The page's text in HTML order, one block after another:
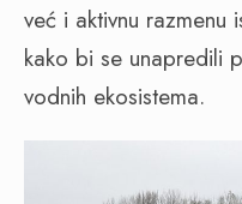
već i aktivnu razmenu
kako bi se unapredili
vodnih ekosistema.